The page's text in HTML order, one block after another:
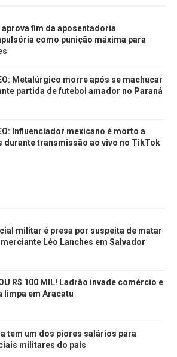
aprova fim da aposentadoria
como punição máxima para
Metalúrgico morre após se machucar
partida de futebol amador no Paraná
Influenciador mexicano é morto a
durante transmissão ao vivo no TikTok
militar é presa por suspeita de matar
Léo Lanches em Salvador
R$ 100 MIL! Ladrão invade comércio e
limpa em Aracatu
tem um dos piores salários para
militares do país